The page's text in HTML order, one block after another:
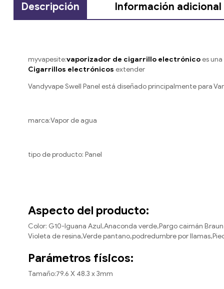
Descripción Información adicional
myvapesite:vaporizador de cigarrillo electrónico es
Cigarrillos electrónicos extender
Vandyvape Swell Panel está diseñado principalmente para
marca:Vapor de agua
tipo de producto: Panel
Aspecto del producto:
Color: G10-Iguana Azul,Anaconda verde,Pargo caimán
Violeta de resina,Verde pantano,podredumbre por
Parámetros físicos:
Tamaño:79.6 X 48.3 x 3mm